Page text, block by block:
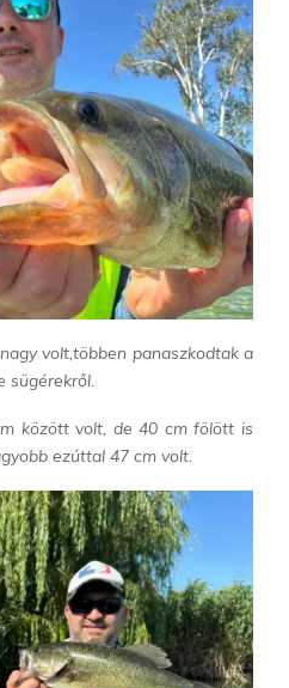
volt,többen panaszkodtak a
sügérekről.
között volt, de 40 cm fölött is
ezúttal 47 cm volt.